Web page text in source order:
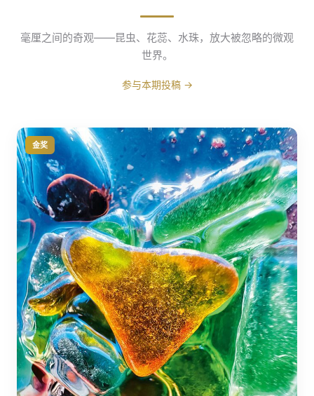
毫厘之间的奇观——昆虫、花蕊、水珠，放大被忽略的微观
世界。
参与本期投稿 →
金奖